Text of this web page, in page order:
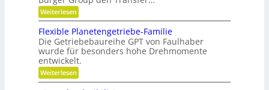
h
t
i
o
n
R
o
b
o
t
e
r
g
r
e
t
e
n
,
e
i
n
e
V
e
Weiterlesen:
G
e
m
e
i
n
n
ü
t
Flexible Planetengetriebe-Familie
Die Getriebebaureihe GPT von Faulhaber
wurde für besonders hohe Drehmomente
entwickelt.
Weiterlesen:
F